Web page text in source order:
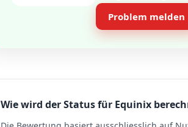
Problem melden
Wie wird der Status für Equinix